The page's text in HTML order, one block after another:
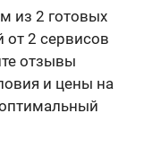
из 2 готовых
от 2 сервисов
отзывы
и цены на